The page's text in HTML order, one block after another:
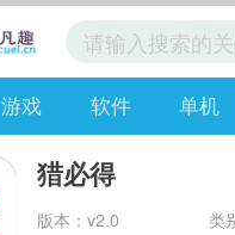
游戏 软件 单机
猎必得
版本：v2.0
类